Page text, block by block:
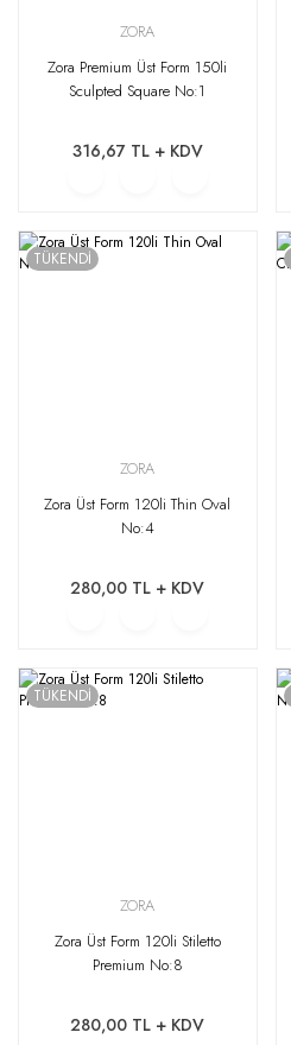
ZORA
Zora Premium Üst Form 150li
Sculpted Square No:1
316,67 TL + KDV
TÜKENDİ
ZORA
Zora Üst Form 120li Thin Oval
No:4
280,00 TL + KDV
TÜKENDİ
ZORA
Zora Üst Form 120li Stiletto
Premium No:8
280,00 TL + KDV